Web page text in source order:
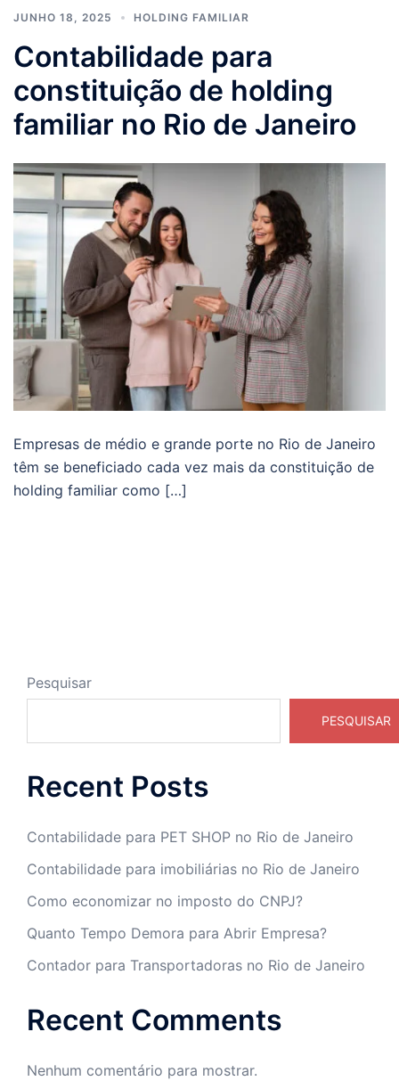
JUNHO 18, 2025 HOLDING FAMILIAR
Contabilidade para
constituição de holding
familiar no Rio de Janeiro
Empresas de médio e grande porte no Rio de Janeiro
têm se beneficiado cada vez mais da constituição de
holding familiar como […]
Pesquisar
PESQUISAR
Recent Posts
Contabilidade para PET SHOP no Rio de Janeiro
Contabilidade para imobiliárias no Rio de Janeiro
Como economizar no imposto do CNPJ?
Quanto Tempo Demora para Abrir Empresa?
Contador para Transportadoras no Rio de Janeiro
Recent Comments
Nenhum comentário para mostrar.